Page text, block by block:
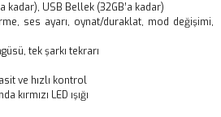
kadar), USB Bellek (32GB’a kadar)
ses ayarı, oynat/duraklat, mod değişimi,
tek şarkı tekrarı
ve hızlı kontrol
kırmızı LED ışığı